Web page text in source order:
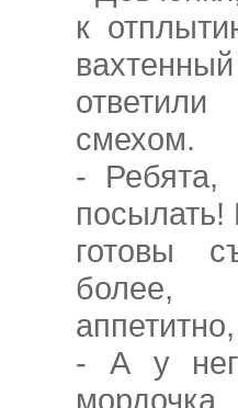
к
смехом.
- Ребята,
готовы
более,
- А у